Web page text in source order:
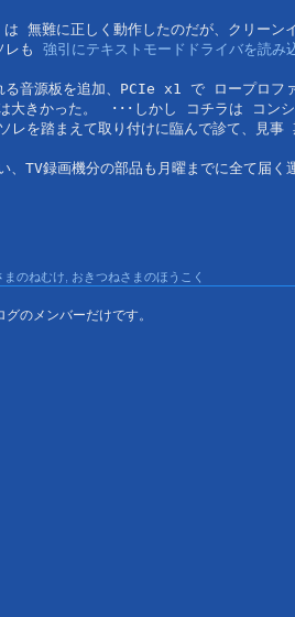
は 無難に正しく動作したのだが、クリー
レも 強引にテキストモードドライバを読み
る音源板を追加、PCIe x1 で ロープロフ
大きかった。　･･･しかし コチラは コン
レを踏まえて取り付けに臨んで診て、見事
、TV録画機分の部品も月曜までに全て届
まのねむけ おきつねさまのほうこく
のメンバーだけです。